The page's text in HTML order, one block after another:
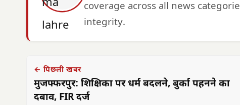
coverage across all news
integrity.
← पिछली खबर
मुजफ्फरपुर: शिक्षिका पर धर्म बदलने, बुर्का पहनने का
दबाव, FIR दर्ज